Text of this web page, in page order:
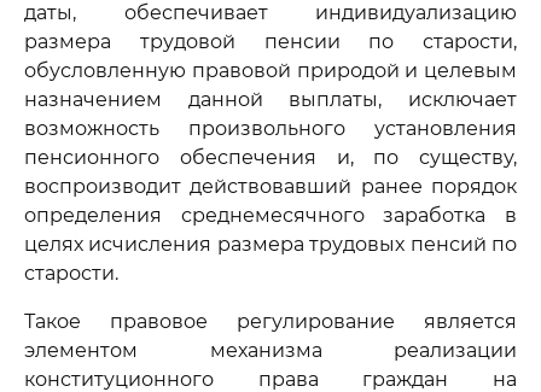
даты, обеспечивает индивидуализацию
размера трудовой пенсии по старости,
обусловленную правовой природой и целевым
назначением данной выплаты, исключает
возможность произвольного установления
пенсионного обеспечения и, по существу,
воспроизводит действовавший ранее порядок
определения среднемесячного заработка в
целях исчисления размера трудовых пенсий по
старости.
Такое правовое регулирование является
элементом механизма реализации
конституционного права граждан на